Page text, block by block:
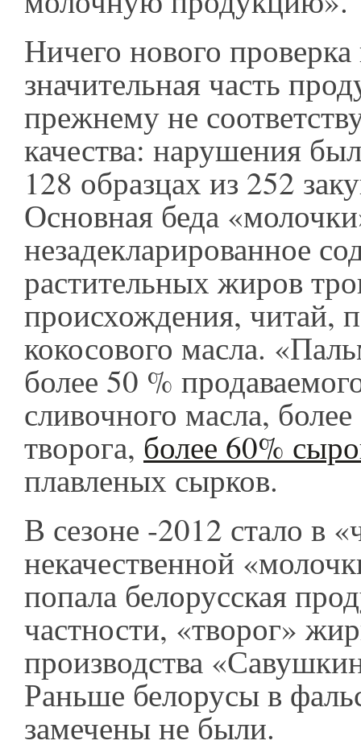
Ничего нового
значительная часть
прежнему не
качества: нарушения
128 образцах из 252
Основная беда
незадекларированное
растительных жиров
происхождения, читай,
кокосового масла.
более 50 %
сливочного масла,
творога, более 60%
плавленых сырков.
В сезоне -2012 стало в
некачественной
попала белорусская
частности, «творог»
производства
Раньше белорусы в
замечены не были.